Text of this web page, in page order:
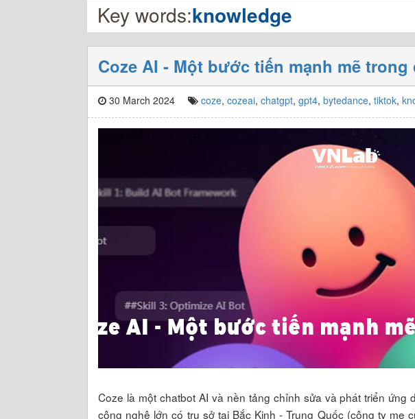
Key words:knowledge
Coze AI - Một bước tiến mạnh mẽ trong
30 March 2024 coze, cozeai, chatgpt, gpt4, bytedance, tiktok,
Coze là một chatbot AI và nền tảng chỉnh sửa và phát triển ứng
công nghệ lớn có trụ sở tại Bắc Kinh - Trung Quốc (công ty mẹ